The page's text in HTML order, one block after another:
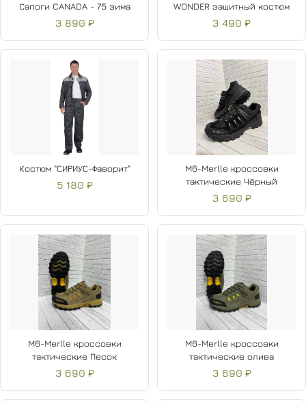
Сапоги CANADA - 75 зима
3 890 ₽
WONDER защитный костюм
3 490 ₽
Костюм "СИРИУС-Фаворит"
5 180 ₽
M6-Merlle кроссовки
тактические Чёрный
3 690 ₽
M6-Merlle кроссовки
тактические Песок
3 690 ₽
M6-Merlle кроссовки
тактические олива
3 690 ₽